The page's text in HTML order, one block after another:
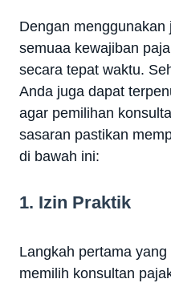
Dengan
semuaa kewajiban
secara tepat waktu.
Anda juga dapat
agar pemilihan
sasaran pastikan
di bawah ini:
1. Izin Praktik
Langkah pertama
memilih konsultan